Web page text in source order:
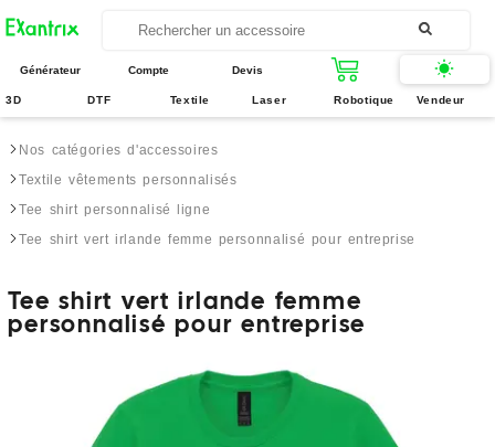
Générateur Compte Devis
3D DTF Textile Laser Robotique Vendeur
Nos catégories d'accessoires
Textile vêtements personnalisés
Tee shirt personnalisé ligne
Tee shirt vert irlande femme personnalisé pour entreprise
Tee shirt vert irlande femme
personnalisé pour entreprise